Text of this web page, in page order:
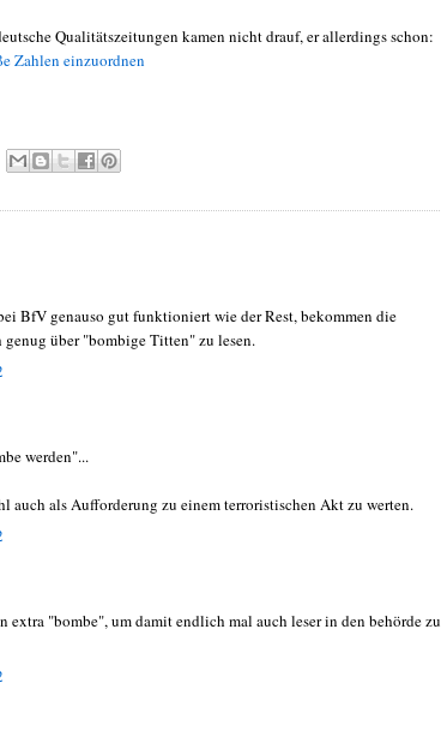
Qualitätszeitungen kamen nicht drauf, er allerdings schon:
Zahlen einzuordnen
BfV genauso gut funktioniert wie der Rest, bekommen die
genug über "bombige Titten" zu lesen.
werden"...
auch als Aufforderung zu einem terroristischen Akt zu werten.
extra "bombe", um damit endlich mal auch leser in den behörde zu